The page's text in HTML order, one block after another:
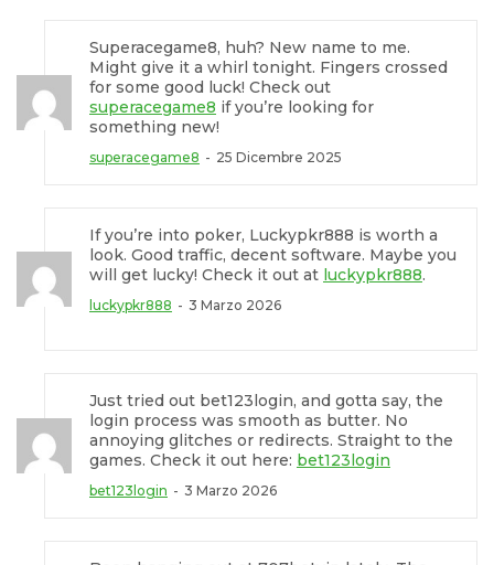
Superacegame8, huh? New name to me.
Might give it a whirl tonight. Fingers crossed
for some good luck! Check out
superacegame8 if you’re looking for
something new!
superacegame8 25 Dicembre 2025
If you’re into poker, Luckypkr888 is worth a
look. Good traffic, decent software. Maybe you
will get lucky! Check it out at luckypkr888.
luckypkr888 3 Marzo 2026
Just tried out bet123login, and gotta say, the
login process was smooth as butter. No
annoying glitches or redirects. Straight to the
games. Check it out here: bet123login
bet123login 3 Marzo 2026